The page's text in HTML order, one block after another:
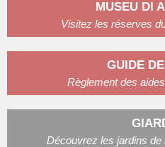
MUSEU DI
Visitez les réserves
GUIDE
Règlement des
Découvrez les jardins